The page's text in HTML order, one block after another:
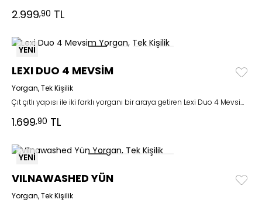
2.999,90 TL
YENİ
LEXI DUO 4 MEVSİM
Yorgan, Tek Kişilik
Çıt çıtlı yapısı ile iki farklı yorganı bir araya getiren Lexi Duo 4 Mevsim yorgan, her mevsim kullanım avantajı sağlar.
1.699,90 TL
YENİ
VILNAWASHED YÜN
Yorgan, Tek Kişilik